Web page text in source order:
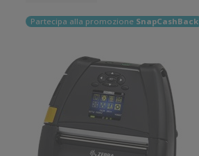
Partecipa alla promozione SnapCashBack